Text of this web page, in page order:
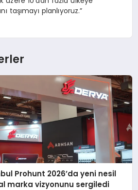
taşımayı planlıyoruz.”
Prohunt 2026’da yeni nesil
marka vizyonunu sergiledi